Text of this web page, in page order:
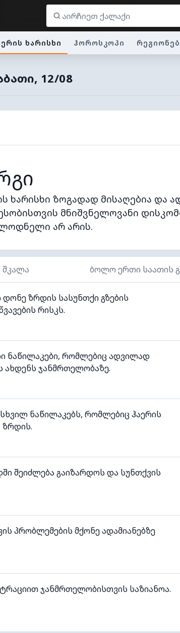
ხარისხი ჰოროსკოპი
12/08
ხარისხი ზოგადად მისაღებია და
მნიშვნელოვანი
არ არის.
შკალა ბოლო ერთი საათის
ზრდის სასუნთქი გზების
რისკს.
ნაწილაკები, რომლებიც ადვილად
ახდენს ჯანმრთელობაზე.
ნაწილაკებს, რომლებიც ჰაერის
შეიძლება გაიზარდოს და სუნთქვის
პრობლემების მქონე ადამიანებზე
ჯანმრთელობისთვის საზიანოა.